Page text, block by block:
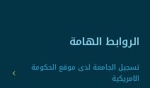
الروابط الهامة
تسجيل الجامعة لدى موقع الحكومة
الامريكية